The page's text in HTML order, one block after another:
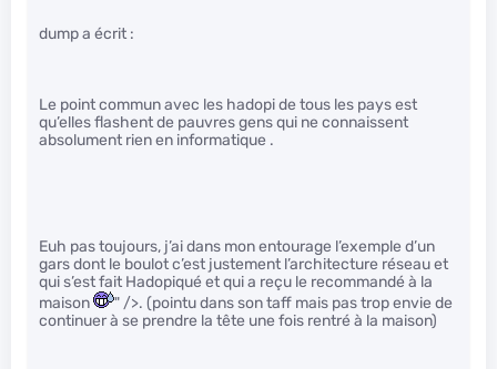
dump a écrit :
Le point commun avec les hadopi de tous les pays est
qu’elles flashent de pauvres gens qui ne connaissent
absolument rien en informatique .
Euh pas toujours, j’ai dans mon entourage l’exemple d’un
gars dont le boulot c’est justement l’architecture réseau et
qui s’est fait Hadopiqué et qui a reçu le recommandé à la
maison
" />. (pointu dans son taff mais pas trop envie de
continuer à se prendre la tête une fois rentré à la maison)